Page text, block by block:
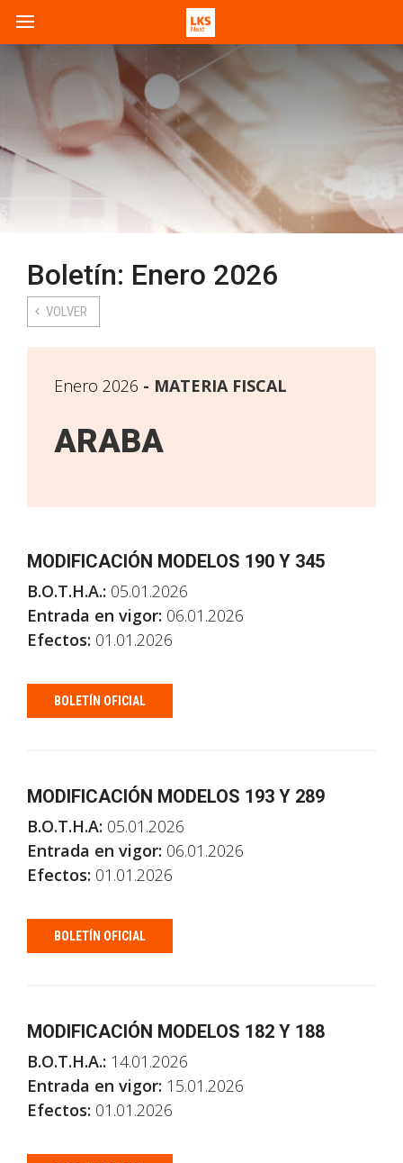
Boletín: Enero 2026
VOLVER
Enero 2026 MATERIA FISCAL
ARABA
MODIFICACIÓN MODELOS 190 Y 345
B.O.T.H.A.: 05.01.2026
Entrada en vigor: 06.01.2026
Efectos: 01.01.2026
BOLETÍN OFICIAL
MODIFICACIÓN MODELOS 193 Y 289
B.O.T.H.A: 05.01.2026
Entrada en vigor: 06.01.2026
Efectos: 01.01.2026
BOLETÍN OFICIAL
MODIFICACIÓN MODELOS 182 Y 188
B.O.T.H.A.: 14.01.2026
Entrada en vigor: 15.01.2026
Efectos: 01.01.2026